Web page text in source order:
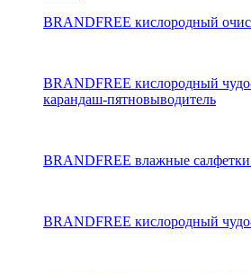
BRANDFREE кислородный
BRANDFREE кислородный
карандаш-пятновыводитель
BRANDFREE влажные салфетки
BRANDFREE кислородный